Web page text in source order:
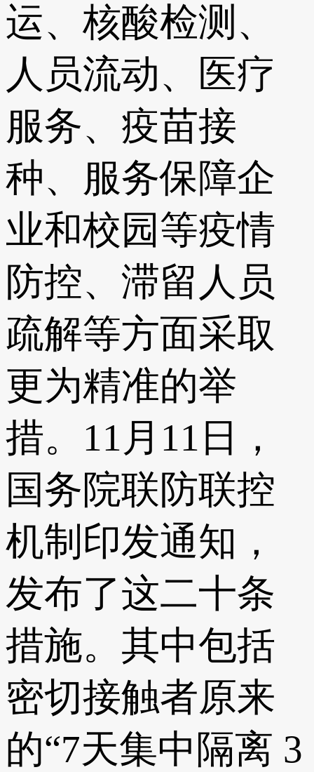
运、核酸检测、
人员流动、医疗
服务、疫苗接
种、服务保障企
业和校园等疫情
防控、滞留人员
疏解等方面采取
更为精准的举
措。11月11日，
国务院联防联控
机制印发通知，
发布了这二十条
措施。其中包括
密切接触者原来
的“7天集中隔离 3